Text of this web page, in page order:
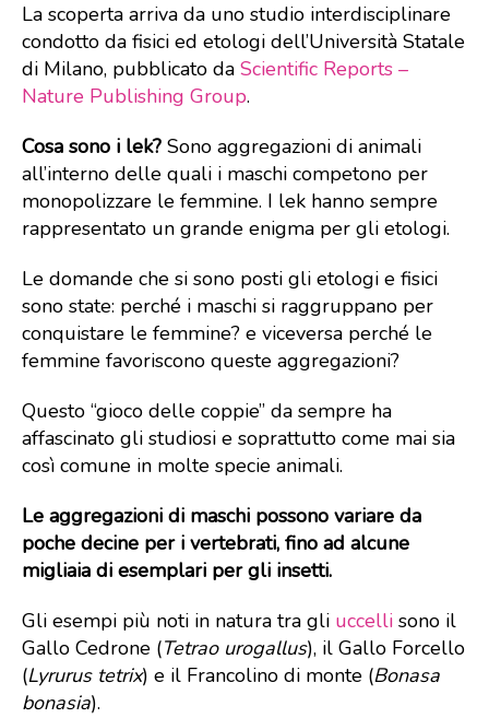
La scoperta arriva da uno studio interdisciplinare
condotto da fisici ed etologi dell’Università Statale
di Milano, pubblicato da Scientific Reports –
Nature Publishing Group.
Cosa sono i lek? Sono aggregazioni di animali
all’interno delle quali i maschi competono per
monopolizzare le femmine. I lek hanno sempre
rappresentato un grande enigma per gli etologi.
Le domande che si sono posti gli etologi e fisici
sono state: perché i maschi si raggruppano per
conquistare le femmine? e viceversa perché le
femmine favoriscono queste aggregazioni?
Questo “gioco delle coppie” da sempre ha
affascinato gli studiosi e soprattutto come mai sia
così comune in molte specie animali.
Le aggregazioni di maschi possono variare da
poche decine per i vertebrati, fino ad alcune
migliaia di esemplari per gli insetti.
Gli esempi più noti in natura tra gli uccelli sono il
Gallo Cedrone (Tetrao urogallus), il Gallo Forcello
(Lyrurus tetrix) e il Francolino di monte (Bonasa
bonasia).